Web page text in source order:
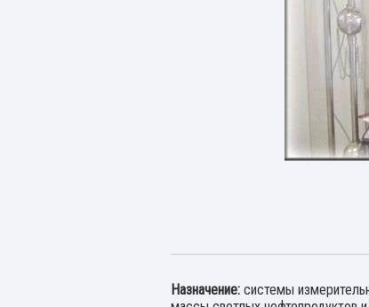
Назначение: системы